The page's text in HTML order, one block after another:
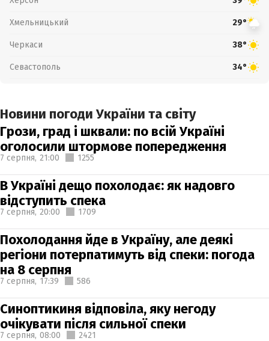
Хмельницький 29°
Черкаси 38°
Севастополь 34°
Новини погоди України та світу
Грози, град і шквали: по всій Україні
оголосили штормове попередження
7 серпня, 21:00 1255
В Україні дещо похолодає: як надовго
відступить спека
7 серпня, 20:00 1709
Похолодання йде в Україну, але деякі
регіони потерпатимуть від спеки: погода
на 8 серпня
7 серпня, 17:39 586
Синоптикиня відповіла, яку негоду
очікувати після сильної спеки
7 серпня, 08:00 2421